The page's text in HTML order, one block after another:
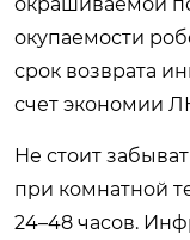
окупаемости
срок возврата
счет экономии
Не стоит
при комнатной
24–48 часов.